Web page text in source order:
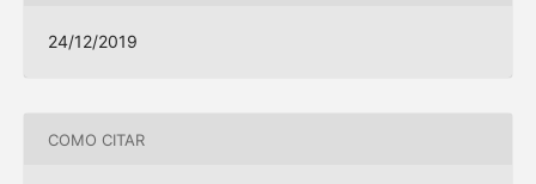
24/12/2019
COMO CITAR